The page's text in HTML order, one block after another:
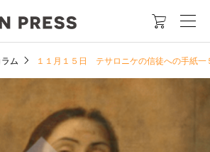

ム １１月１５日 テサロニケの信徒への手紙一